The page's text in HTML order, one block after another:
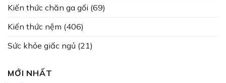
Kiến thức chăn ga gối (69)
Kiến thức nệm (406)
Sức khỏe giấc ngủ (21)
MỚI NHẤT